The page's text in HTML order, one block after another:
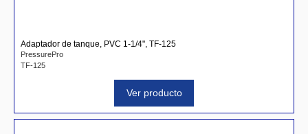
Adaptador de tanque, PVC 1-1/4", TF-125
PressurePro
TF-125
Ver producto